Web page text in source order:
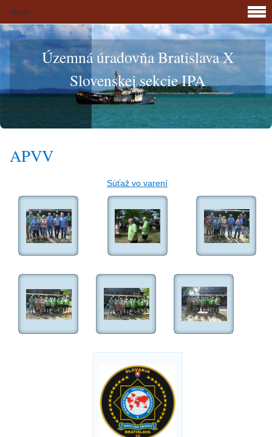
Územná úradovňa Bratislava X
Slovenskej sekcie IPA
APVV
Súťaž vo varení
Menu